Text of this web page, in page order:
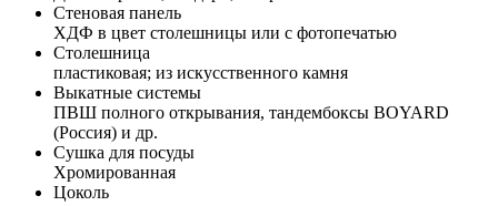
Стеновая панель
ХДФ в цвет столешницы или с фотопечатью
Столешница
пластиковая; из искусственного камня
Выкатные системы
ПВШ полного открывания, тандембоксы BOYARD
(Россия) и др.
Сушка для посуды
Хромированная
Цоколь